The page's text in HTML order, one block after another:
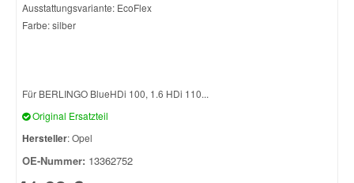
Ausstattungsvariante: EcoFlex
Farbe: silber
Für BERLINGO BlueHDi 100, 1.6 HDi 110...
Original Ersatzteil
Hersteller: Opel
OE-Nummer: 13362752